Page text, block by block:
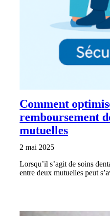
Comment
remboursement
mutuelles
2 mai 2025
Lorsqu’il s’agit de soins
entre deux mutuelles peut